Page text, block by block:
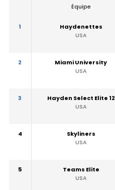
Équipe
1
Haydenettes
USA
2
Miami University
USA
3
Hayden Select Elite 12
USA
4
Skyliners
USA
5
Teams Elite
USA